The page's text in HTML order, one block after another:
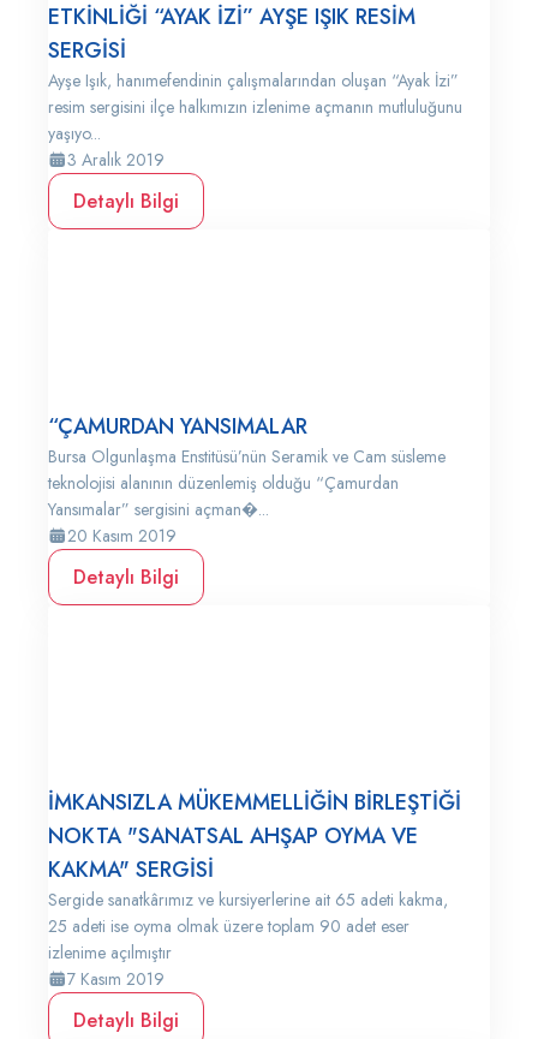
ETKİNLİĞİ “AYAK İZİ” AYŞE IŞIK RESİM
SERGİSİ
Ayşe Işık, hanımefendinin çalışmalarından oluşan “Ayak İzi”
resim sergisini ilçe halkımızın izlenime açmanın mutluluğunu
yaşıyo...
3 Aralık 2019
Detaylı Bilgi
“ÇAMURDAN YANSIMALAR
Bursa Olgunlaşma Enstitüsü’nün Seramik ve Cam süsleme
teknolojisi alanının düzenlemiş olduğu “Çamurdan
Yansımalar” sergisini açman�...
20 Kasım 2019
Detaylı Bilgi
İMKANSIZLA MÜKEMMELLİĞİN BİRLEŞTİĞİ
NOKTA "SANATSAL AHŞAP OYMA VE
KAKMA" SERGİSİ
Sergide sanatkârımız ve kursiyerlerine ait 65 adeti kakma,
25 adeti ise oyma olmak üzere toplam 90 adet eser
izlenime açılmıştır
7 Kasım 2019
Detaylı Bilgi